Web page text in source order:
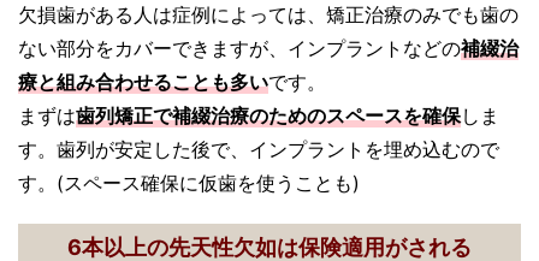
欠損歯がある人は症例によっては、矯正治療のみでも歯の
ない部分をカバーできますが、インプラントなどの補綴治
療と組み合わせることも多いです。
まずは歯列矯正で補綴治療のためのスペースを確保しま
す。歯列が安定した後で、インプラントを埋め込むので
す。(スペース確保に仮歯を使うことも)
6本以上の先天性欠如は保険適用がされる